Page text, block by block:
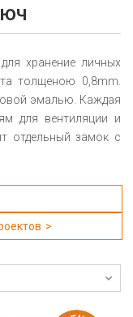
хранение личных
толщеною 0,8mm.
эмалью. Каждая
для вентиляции и
отдельный замок с